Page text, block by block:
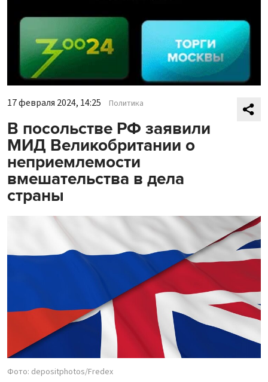
17 февраля 2024, 14:25 Политика
В посольстве РФ заявили
МИД Великобритании о
неприемлемости
вмешательства в дела
страны
Фото: depositphotos/Fredex